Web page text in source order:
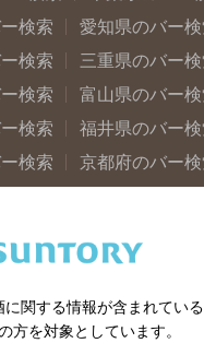
検索
愛知県のバー検
検索
三重県のバー
検索
富山県のバー検
検索
福井県のバー検
検索
京都府のバー検
ー検索
岡山県のバー検
検索
鳥取県のバー検
ー検索
徳島県のバー検
関する情報が含まれている
方を対象としています。